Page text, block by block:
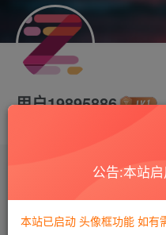
用户19895886
0 评论1
文章 0 帖子 0 商品 0
公告:本站
本站已启动 头像框功能 如有